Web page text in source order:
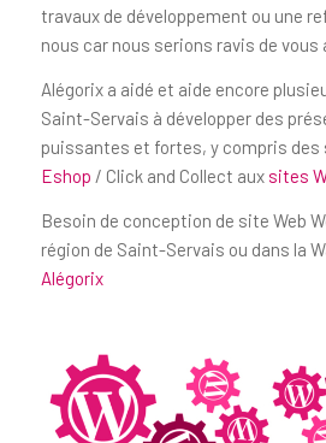
travaux de développement ou une
nous car nous serions ravis de vous
Alégorix a aidé et aide encore
Saint-Servais à développer des
puissantes et fortes, y compris des
Eshop / Click and Collect aux sites
Besoin de conception de site Web
région de Saint-Servais ou dans la
Alégorix